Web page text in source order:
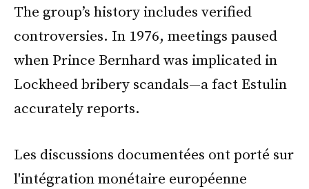
The group’s history includes verified
controversies. In 1976, meetings paused
when Prince Bernhard was implicated in
Lockheed bribery scandals—a fact Estulin
accurately reports.
Les discussions documentées ont porté sur
l'intégration monétaire européenne